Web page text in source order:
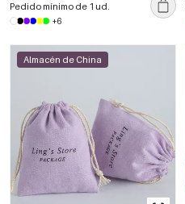
Pedido mínimo de 1 ud.
+6
Almacén de China